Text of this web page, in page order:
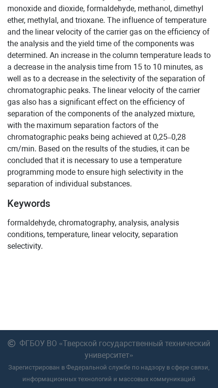
monoxide and dioxide, formaldehyde, methanol, dimethyl
ether, methylal, and trioxane. The influence of temperature
and the linear velocity of the carrier gas on the efficiency of
the analysis and the yield time of the components was
determined. An increase in the column temperature leads to
a decrease in the analysis time from 15 to 10 minutes, as
well as to a decrease in the selectivity of the separation of
chromatographic peaks. The linear velocity of the carrier
gas also has a significant effect on the efficiency of
separation of the components of the analyzed mixture,
with the maximum separation factors of the
chromatographic peaks being achieved at 0,25–0,28
cm/min. Based on the results of the studies, it can be
concluded that it is necessary to use a temperature
programming mode to ensure high selectivity in the
separation of individual substances.
Keywords
formaldehyde, chromatography, analysis, analysis
conditions, temperature, linear velocity, separation
selectivity.
ФГБОУ ВО «Тверской государственный технический
университет»
Зарегистрирован в Федеральной службе по надзору в сфере связи,
информационных технологий и массовых коммуникаций